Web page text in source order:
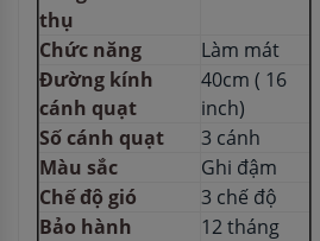
thụ
Chức năng
Làm mát
Đường kính
cánh quạt
40cm ( 16
inch)
Số cánh quạt
3 cánh
Màu sắc
Ghi đậm
Chế độ gió
3 chế độ
Bảo hành
12 tháng